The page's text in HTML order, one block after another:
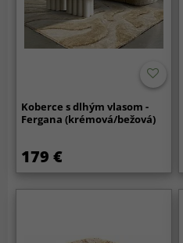
Koberce s dlhým vlasom -
Fergana (krémová/bežová)
179 €